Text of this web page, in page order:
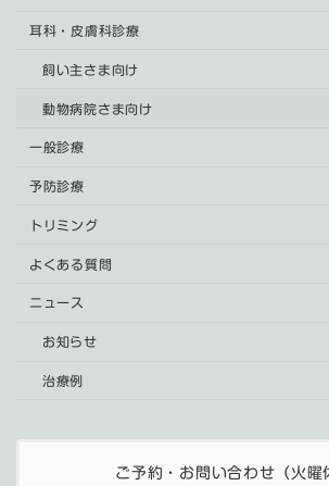
耳科・皮膚科診療
飼い主さま向け
動物病院さま向け
一般診療
予防診療
トリミング
よくある質問
ニュース
お知らせ
治療例
ご予約・お問い合わせ（火曜